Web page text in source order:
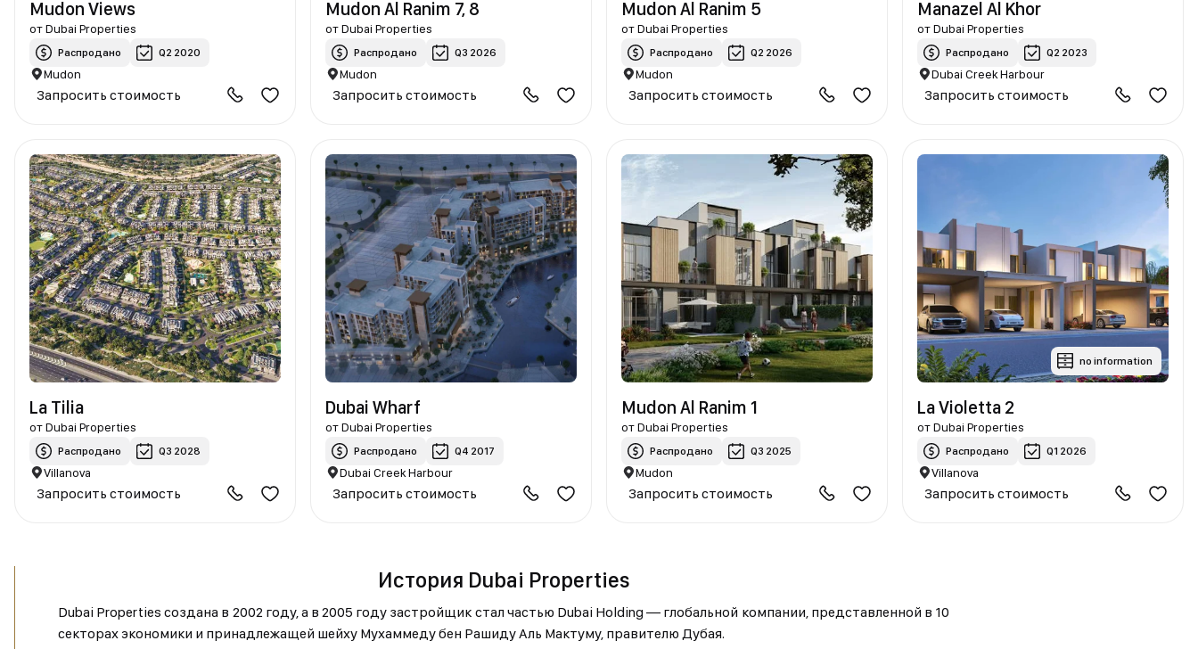
Mudon Views
отDubai Properties
Распродано Q2 2020
Mudon
Запросить стоимость
Mudon Al Ranim 7, 8
отDubai Properties
Распродано Q3 2026
Mudon
Запросить стоимость
Mudon Al Ranim 5
отDubai Properties
Распродано Q2 2026
Mudon
Запросить стоимость
Manazel Al Khor
отDubai Properties
Распродано Q2 2023
Dubai Creek Harbour
Запросить стоимость
La Tilia
отDubai Properties
Распродано Q3 2028
Villanova
Запросить стоимость
Dubai Wharf
отDubai Properties
Распродано Q4 2017
Dubai Creek Harbour
Запросить стоимость
Mudon Al Ranim 1
отDubai Properties
Распродано Q3 2025
Mudon
Запросить стоимость
no information
La Violetta 2
отDubai Properties
Распродано Q1 2026
Villanova
Запросить стоимость
История Dubai Properties
Dubai Properties создана в 2002 году, а в 2005 году застройщик стал частью Dubai Holding — глобальной компании, представленной в 10
секторах экономики и принадлежащей шейху Мухаммеду бен Рашиду Аль Мактуму, правителю Дубая.